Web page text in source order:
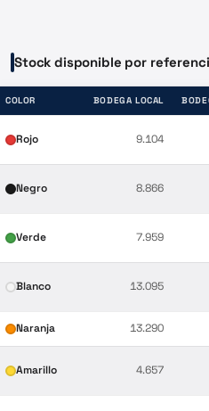
Stock disponible por
COLOR BODEGA LOCAL
Rojo 9.104
Negro 8.866
Verde 7.959
Blanco 13.095
Naranja 13.290
Amarillo 4.657